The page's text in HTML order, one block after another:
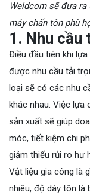
Weldcom sẽ đưa
máy chấn tôn phù
1. Nhu cầu
Điều đầu tiên khi
được nhu cầu tải
loại sẽ có các nhu
khác nhau. Việc lựa
sản xuất sẽ giúp
móc, tiết kiệm chi
giảm thiểu rủi ro hư
Vật liệu gia công là
nhiêu, độ dày tôn là